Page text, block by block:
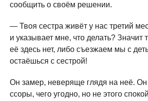
сообщить о своём решении.
— Твоя сестра живёт у нас третий
и указывает мне, что делать? Значит
её здесь нет, либо съезжаем мы с
остаёшься с сестрой!
Он замер, неверяще глядя на неё. Он
ссоры, чего угодно, но не этого